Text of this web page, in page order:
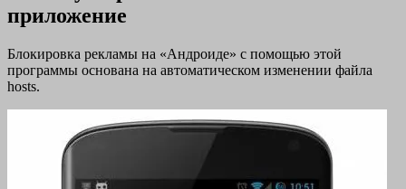
приложение
Блокировка рекламы на «Андроиде» с помощью этой
программы основана на автоматическом изменении файла
hosts.